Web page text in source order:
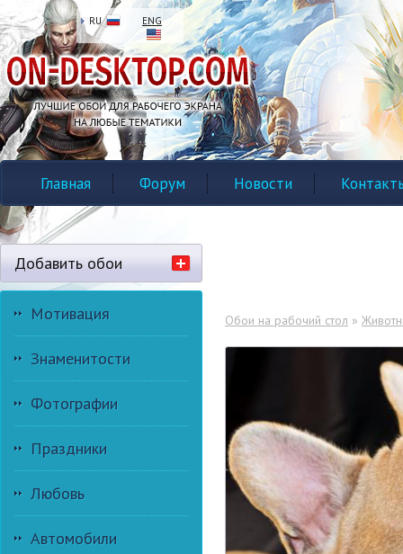
RU ENG
Главная Форум Новости
Добавить обои
Мотивация
Знаменитости
Фотографии
Праздники
Любовь
Автомобили
Обои на рабочий стол »